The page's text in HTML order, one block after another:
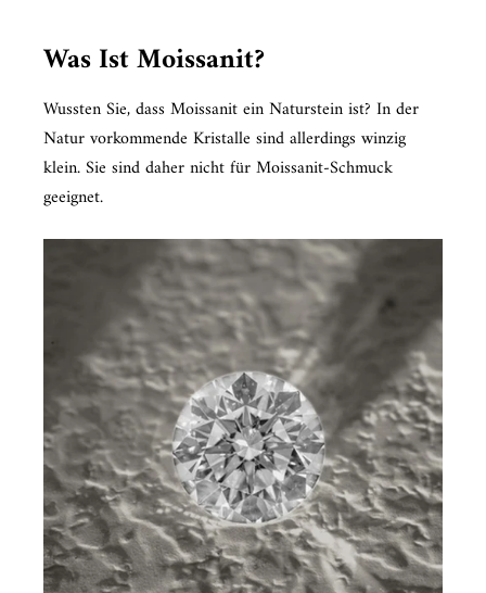
Was Ist Moissanit?
Wussten Sie, dass Moissanit ein Naturstein ist? In der
Natur vorkommende Kristalle sind allerdings winzig
klein. Sie sind daher nicht für Moissanit-Schmuck
geeignet.